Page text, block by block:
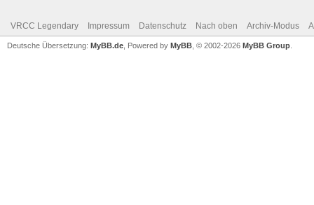
VRCC Legendary Impressum Datenschutz Nach oben Archiv-Modus
Deutsche Übersetzung: MyBB.de , Powered by MyBB , © 2002-2026 MyBB Group